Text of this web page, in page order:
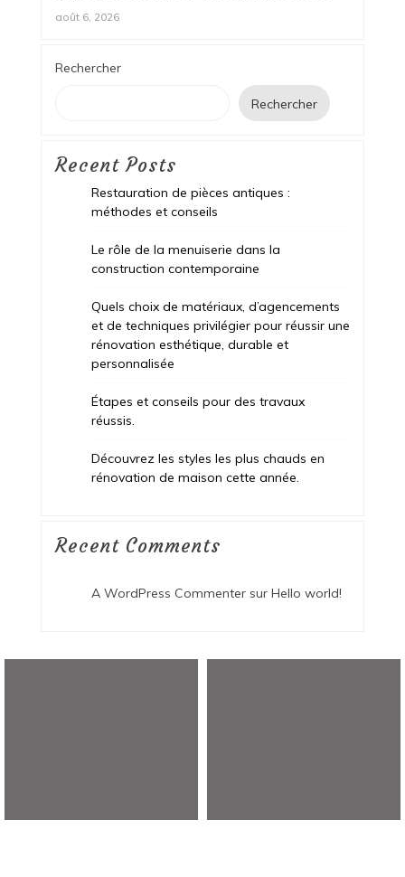
août 6, 2026
Rechercher
Rechercher
Recent Posts
Restauration de pièces antiques :
méthodes et conseils
Le rôle de la menuiserie dans la
construction contemporaine
Quels choix de matériaux, d’agencements
et de techniques privilégier pour réussir une
rénovation esthétique, durable et
personnalisée
Étapes et conseils pour des travaux
réussis.
Découvrez les styles les plus chauds en
rénovation de maison cette année.
Recent Comments
A WordPress Commentersur Hello world!